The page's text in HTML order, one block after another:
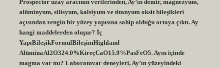
Prospector uzay aracının verilerinden, Ay’ın demir, magnezyum,
alüminyum, silisyum, kalsiyum ve titanyum oksit bileşikleri
açısından zengin bir yüzey yapısına sahip olduğu ortaya çıktı. Ay
hangi maddelerden oluşur? İç
YapıBileşikFormülBileşimHighland
AlüminaAl2O324.0%KireçCaO15.9%PasFeO5. Ayın içinde
magma var mı? Laboratuvar deneyleri, Ay’ın yüzeyindeki